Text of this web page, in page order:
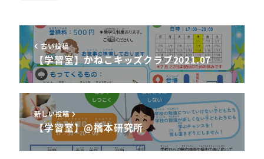
古い投稿
【学習室】かねこキッズクラブ2021.07
新しい投稿
【学習室】@橋本研究所